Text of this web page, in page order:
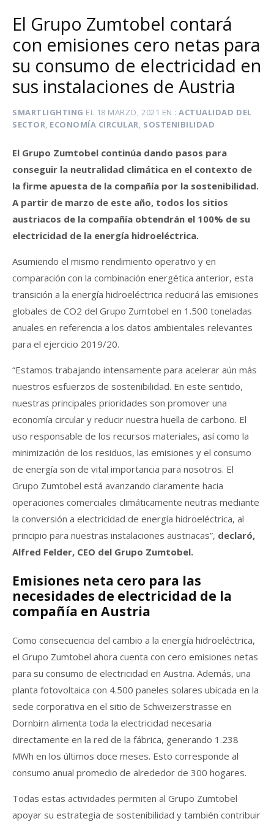
El Grupo Zumtobel contará
con emisiones cero netas para
su consumo de electricidad en
sus instalaciones de Austria
SMARTLIGHTING EL 18 MARZO, 2021 EN
ACTUALIDAD DEL
SECTOR, ECONOMÍA CIRCULAR, SOSTENIBILIDAD
El Grupo Zumtobel continúa dando pasos para
conseguir la neutralidad climática en el contexto de
la firme apuesta de la compañía por la sostenibilidad.
A partir de marzo de este año, todos los sitios
austriacos de la compañía obtendrán el 100% de su
electricidad de la energía hidroeléctrica.
Asumiendo el mismo rendimiento operativo y en
comparación con la combinación energética anterior, esta
transición a la energía hidroeléctrica reducirá las emisiones
globales de CO2 del Grupo Zumtobel en 1.500 toneladas
anuales en referencia a los datos ambientales relevantes
para el ejercicio 2019/20.
“Estamos trabajando intensamente para acelerar aún más
nuestros esfuerzos de sostenibilidad. En este sentido,
nuestras principales prioridades son promover una
economía circular y reducir nuestra huella de carbono. El
uso responsable de los recursos materiales, así como la
minimización de los residuos, las emisiones y el consumo
de energía son de vital importancia para nosotros. El
Grupo Zumtobel está avanzando claramente hacia
operaciones comerciales climáticamente neutras mediante
la conversión a electricidad de energía hidroeléctrica, al
principio para nuestras instalaciones austriacas”, declaró,
Alfred Felder, CEO del Grupo Zumtobel.
Emisiones neta cero para las
necesidades de electricidad de la
compañía en Austria
Como consecuencia del cambio a la energía hidroeléctrica,
el Grupo Zumtobel ahora cuenta con cero emisiones netas
para su consumo de electricidad en Austria. Además, una
planta fotovoltaica con 4.500 paneles solares ubicada en la
sede corporativa en el sitio de Schweizerstrasse en
Dornbirn alimenta toda la electricidad necesaria
directamente en la red de la fábrica, generando 1.238
MWh en los últimos doce meses. Esto corresponde al
consumo anual promedio de alrededor de 300 hogares.
Todas estas actividades permiten al Grupo Zumtobel
apoyar su estrategia de sostenibilidad y también contribuir